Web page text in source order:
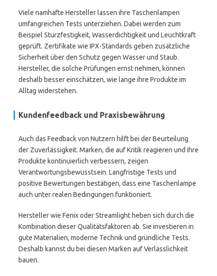
Viele namhafte Hersteller lassen ihre Taschenlampen
umfangreichen Tests unterziehen. Dabei werden zum
Beispiel Sturzfestigkeit, Wasserdichtigkeit und Leuchtkraft
geprüft. Zertifikate wie IPX-Standards geben zusätzliche
Sicherheit über den Schutz gegen Wasser und Staub.
Hersteller, die solche Prüfungen ernst nehmen, können
deshalb besser einschätzen, wie lange ihre Produkte im
Alltag widerstehen.
Kundenfeedback und Praxisbewährung
Auch das Feedback von Nutzern hilft bei der Beurteilung
der Zuverlässigkeit. Marken, die auf Kritik reagieren und ihre
Produkte kontinuierlich verbessern, zeigen
Verantwortungsbewusstsein. Langfristige Tests und
positive Bewertungen bestätigen, dass eine Taschenlampe
auch unter realen Bedingungen funktioniert.
Hersteller wie Fenix oder Streamlight heben sich durch die
Kombination dieser Qualitätsfaktoren ab. Sie investieren in
gute Materialien, moderne Technik und gründliche Tests.
Deshalb kannst du bei diesen Marken auf Verlässlichkeit
bauen.